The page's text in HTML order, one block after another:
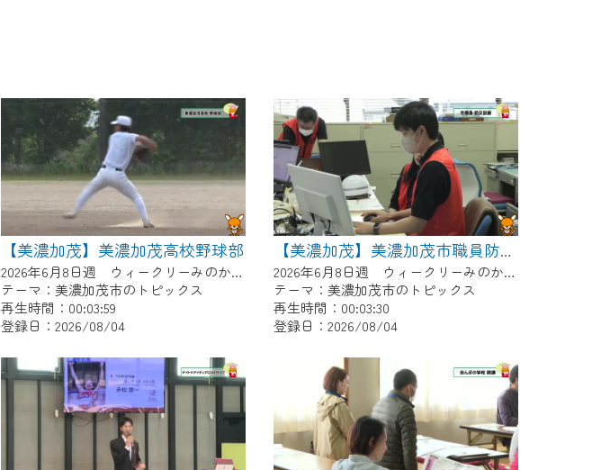
【美濃加茂】美濃加茂高校野球部
2026年6月8日週 ウィークリーみのかもにて放送
テーマ：美濃加茂市のトピックス
再生時間：00:03:59
登録日：2026/08/04
【美濃加茂】美濃加茂市職員防災訓練
2026年6月8日週 ウィークリーみのかもにて放送
テーマ：美濃加茂市のトピックス
再生時間：00:03:30
登録日：2026/08/04